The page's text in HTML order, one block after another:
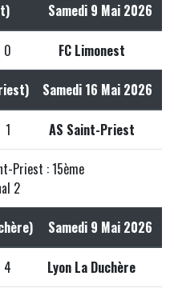
Samedi 9 Mai 2026
0 FC Limonest
Samedi 16 Mai 2026
1 AS Saint-Priest
Priest : 15ème
2
Samedi 9 Mai 2026
4 Lyon La Duchère